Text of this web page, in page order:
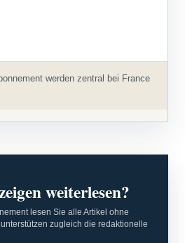
werden zentral bei France
weiterlesen?
lesen Sie alle Artikel ohne
zugleich die redaktionelle